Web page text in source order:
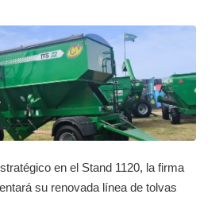
en el Stand 1120, la firma
su renovada línea de tolvas